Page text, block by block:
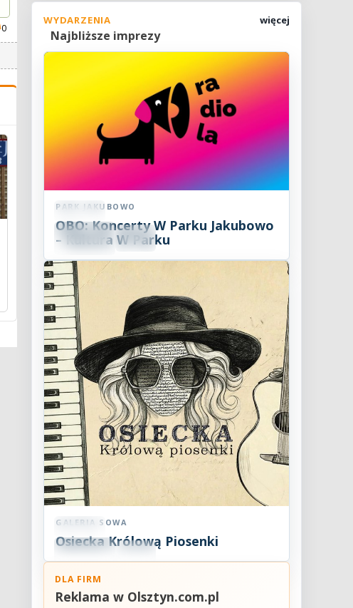
0
WYDARZENIA
Najbliższe imprezy
więcej
Koncert
09 SIE
2026 18:00
PARK JAKUBOWO
OBO: Koncerty W Parku Jakubowo
– Kultura W Parku
Koncert
09 SIE
2026
GALERIA SOWA
Osiecka Królową Piosenki
DLA FIRM
Reklama w Olsztyn.com.pl